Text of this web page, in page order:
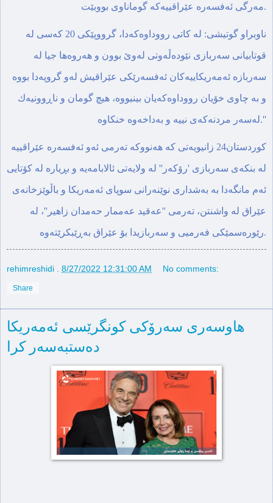
مەرگی ئەفسەرە عێراقییەکە گوماناوی بووبێت.
ناوبراو گوتیشی: لە کاتی رووداوەکەدا، گرووپێکی 20 کەسی لە
قوتابیانی سەربازی نێودەڵەوتی لەوێ بوون و هەروەها جیا لە
سەربازە ئەمەریکاییەکان ئەفسەرێکی عێراقیش لەو گروپەدا بووە
و بە چاوی خۆیان رووداوەکەیان بینیووە، هیچ گومان و ناڕوونیەك
لەسەر مردنەکەی نییە و بەداخەوە خنکاوە.''
کوردستان24 زانیویەتی کە هەنووکە تەرمی ئەو ئەفسەرە عێراقییە
لە بنکەی سەربازی 'رۆکەر'' لە ولایەتی ئالابامەیە و بڕیارە لە کۆتایی
ئەم مانگەدا بە بەشداری نوێنەرانی سوپای ئەمەریکا و باڵوێزخانەی
عێراق لە واشنتن، تەرمی ''عەقید عەممار حەمدان زاهیر''، لە
رێورەسمێکی فەرمیی و سەربازیدا بۆ عێراق بەڕێبکرێتەوە.
rehimreshidi 8/27/2022 12:31:00 AM No comments:
Share
هاوسه‌ری سەرۆكی كونگرێسی ئه‌مه‌ریكا
دەستبەسەر كرا